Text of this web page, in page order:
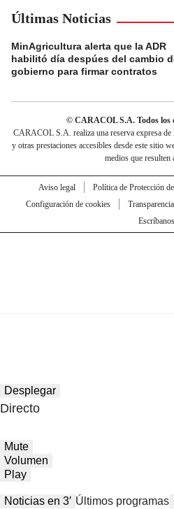
Últimas Noticias
MinAgricultura alerta que la ADR
habilitó día despúes del cambio
gobierno para firmar contratos
© CARACOL S.A. Todos los
CARACOL S.A. realiza una reserva expresa de
y otras prestaciones accesibles desde este sitio
medios que resulten
Aviso legal Política de Protección
Configuración de cookies
Transparencia
Escríbanos
Desplegar
Directo
Mute
Volumen
Play
Noticias en 3′ Últimos programas